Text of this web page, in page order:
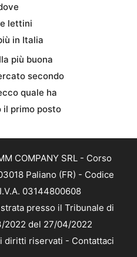
lettini
in Italia
più buona
secondo
quale ha
primo posto
COMPANY SRL - Corso
Paliano (FR) - Codice
03144800608
presso il Tribunale di
2022 del 27/04/2022
diritti riservati - Contattaci